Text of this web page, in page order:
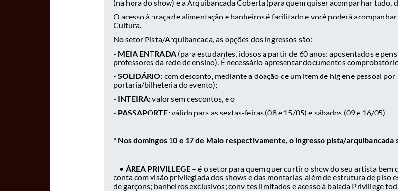
(na hora do show) e a Arquibancada Coberta (para quem quiser acompanhar tudo,
O acesso à praça de alimentação e banheiros é facilitado e você poderá
Cultura.
No setor Pista/Arquibancada, as opções dos ingressos são:
- MEIA ENTRADA(para estudantes, idosos a partir de 60 anos; aposentados e
professores da rede de ensino). É necessário apresentar documentos
-SOLIDÁRIO: com desconto, mediante a doação de um item de higiene pessoal
portaria/bilheteria do evento);
- INTEIRA:valor sem descontos, e o
- PASSAPORTE:válido para as sextas-feiras (08 e 15/05) e sábados (09 e 16/05)
* Nos domingos 10 e 17 de Maio respectivamente, o ingresso pista/
• ÁREA PRIVILLEGE – é o setor para quem quer curtir o show do seu artista bem
conta com visão privilegiada dos shows e das montarias, além de estrutura de piso
de garçons; banheiros exclusivos; convites limitados e acesso à balada Privillege